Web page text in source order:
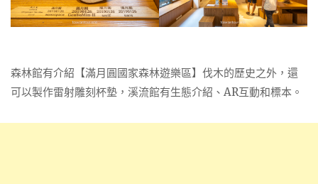
森林館有介紹【滿月圓國家森林遊樂區】伐木的歷史之外，還
可以製作雷射雕刻杯墊，溪流館有生態介紹、AR互動和標本。